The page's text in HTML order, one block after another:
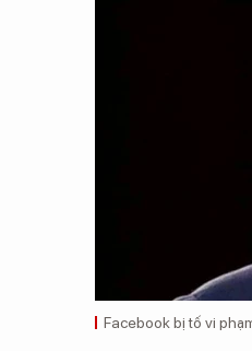
Facebook bị tố vi